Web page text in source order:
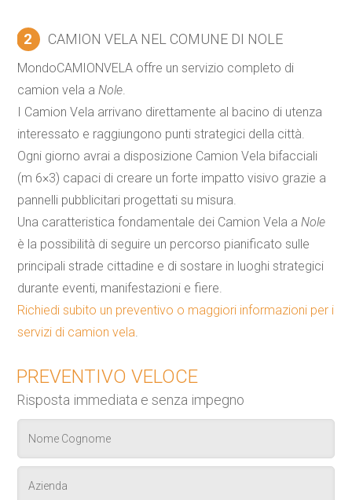
2 CAMION VELA NEL COMUNE DI NOLE
MondoCAMIONVELA offre un servizio completo di
camion vela a Nole.
I Camion Vela arrivano direttamente al bacino di utenza
interessato e raggiungono punti strategici della città.
Ogni giorno avrai a disposizione Camion Vela bifacciali
(m 6×3) capaci di creare un forte impatto visivo grazie a
pannelli pubblicitari progettati su misura.
Una caratteristica fondamentale dei Camion Vela a Nole
è la possibilità di seguire un percorso pianificato sulle
principali strade cittadine e di sostare in luoghi strategici
durante eventi, manifestazioni e fiere.
Richiedi subito un preventivo o maggiori informazioni per i
servizi di camion vela.
PREVENTIVO VELOCE
Risposta immediata e senza impegno